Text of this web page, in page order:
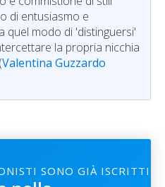
di entusiasmo e
quel modo di 'distinguersi'
la propria nicchia
Valentina Guzzardo
SONO GIÀ ISCRITTI